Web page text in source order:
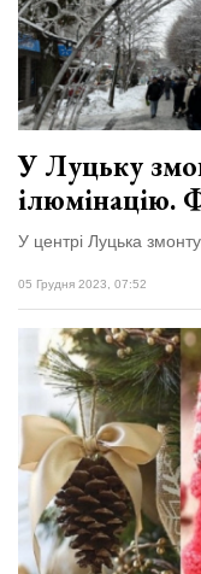
У Луцьку
У центрі Луцька
05 Грудня 2023, 07:52